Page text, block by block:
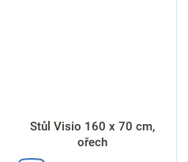
Stůl Visio 160 x 70 cm,
ořech